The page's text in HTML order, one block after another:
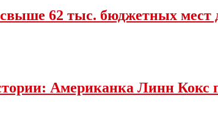
62 тыс. бюджетных мест
Американка Линн